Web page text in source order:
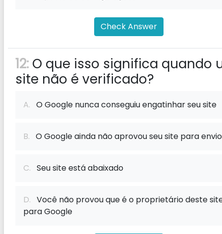
Check Answer
12: O que isso significa quando
site não é verificado?
A. O Google nunca conseguiu engatinhar seu site
B. O Google ainda não aprovou seu site para envio
C. Seu site está abaixado
D. Você não provou que é o proprietário deste
para Google